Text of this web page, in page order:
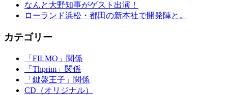
なんと大野知事がゲスト出演！
ローランド浜松・都田の新本社で開発陣と。
カテゴリー
「FILMO」関係
「Thprim」関係
「鍵盤王子」関係
CD（オリジナル）